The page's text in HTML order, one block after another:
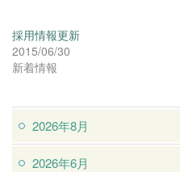
採用情報更新
2015/06/30
新着情報
2026年8月
2026年6月